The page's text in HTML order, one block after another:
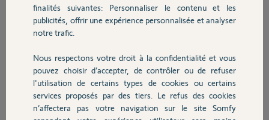
Domotique
Chauffage
Autres produits
Rob A.
Participer au fil de discussion
Bonjour Rob,
Oui il suffit de mémoriser le deuxième digicode de la mème manière que
finalités suivantes: Personnaliser le contenu et les
publicités, offrir une expérience personnalisée et analyser
notre trafic.
Nous respectons votre droit à la confidentialité et vous
pouvez choisir d’accepter, de contrôler ou de refuser
l'utilisation de certains types de cookies ou certains
services proposés par des tiers. Le refus des cookies
n’affectera pas votre navigation sur le site Somfy